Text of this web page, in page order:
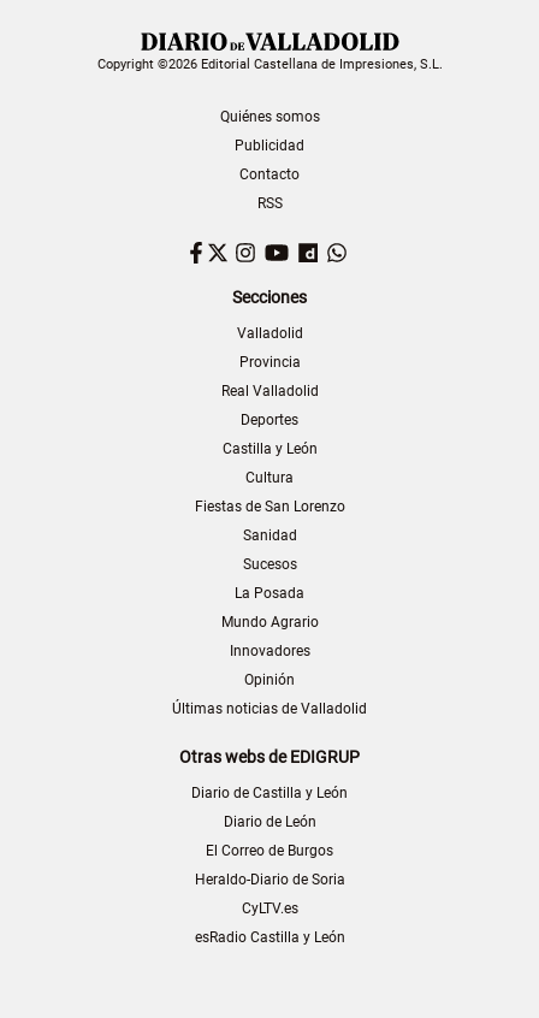
Copyright ©2026 Editorial Castellana de Impresiones, S.L.
Quiénes somos
Publicidad
Contacto
RSS
Facebook
TwitterInstagram
YouTubeDailymotion
Secciones
Valladolid
Provincia
Real Valladolid
Deportes
Castilla y León
Cultura
Fiestas de San Lorenzo
Sanidad
Sucesos
La Posada
Mundo Agrario
Innovadores
Opinión
Últimas noticias de Valladolid
Otras webs de EDIGRUP
Diario de Castilla y León
Diario de León
El Correo de Burgos
Heraldo-Diario de Soria
CyLTV.es
esRadio Castilla y León